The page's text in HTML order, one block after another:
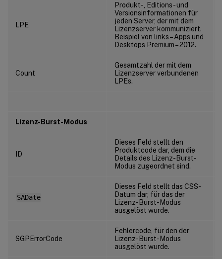
LPE
Produkt-, Editions- und
Versionsinformationen für
jeden Server, der mit dem
Lizenzserver kommuniziert.
Beispiel von links – Apps und
Desktops Premium – 2012.
Count
Gesamtzahl der mit dem
Lizenzserver verbundenen
LPEs.
Lizenz-Burst-Modus
ID
Dieses Feld stellt den
Produktcode dar, dem die
Details des Lizenz-Burst-
Modus zugeordnet sind.
SADate
Dieses Feld stellt das CSS-
Datum dar, für das der
Lizenz-Burst-Modus
ausgelöst wurde.
SGPErrorCode
Fehlercode, für den der
Lizenz-Burst-Modus
ausgelöst wurde.